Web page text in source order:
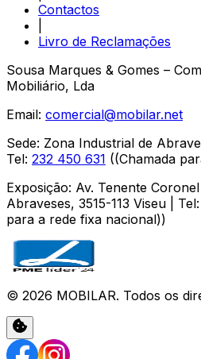
Contactos
Livro de Reclamações
Sousa Marques & Gomes –
Mobiliário, Lda
Email: comercial@mobilar.net
Sede: Zona Industrial de
Tel: 232 450 631 ((Chamada
Exposição: Av. Tenente
Abraveses, 3515-113 Viseu | Tel:
para a rede fixa nacional))
© 2026 MOBILAR. Todos os